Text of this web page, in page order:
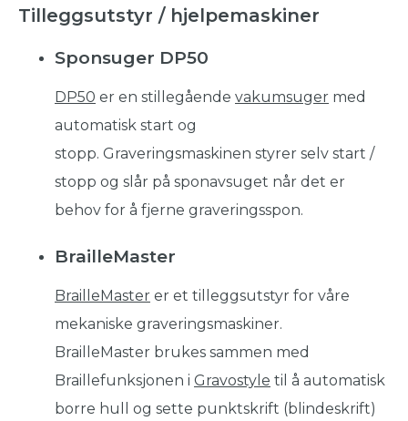
Tilleggsutstyr / hjelpemaskiner
Sponsuger DP50
DP50 er en stillegående vakumsuger med
automatisk start og
stopp. Graveringsmaskinen styrer selv start /
stopp og slår på sponavsuget når det er
behov for å fjerne graveringsspon.
BrailleMaster
BrailleMaster er et tilleggsutstyr for våre
mekaniske graveringsmaskiner.
BrailleMaster brukes sammen med
Braillefunksjonen i Gravostyle til å automatisk
borre hull og sette punktskrift (blindeskrift)